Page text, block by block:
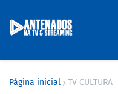
Página inicial TV CULTURA